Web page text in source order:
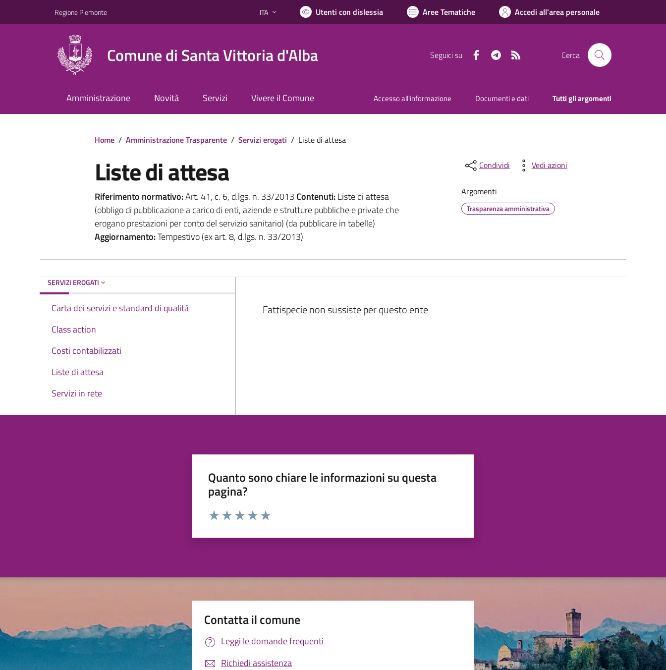
Regione Piemonte Lingua attiva:
ITA Utenti con dislessia Aree Tematiche Accedi all'area personale
Comune di Santa Vittoria d'Alba Seguici su FacebookTelegram Cerca
Amministrazione Novità Servizi Vivere il Comune Accesso all'informazione Documenti e dati Tutti gli argomenti
Home / Amministrazione Trasparente / Servizi erogati / Liste di attesa
Liste di attesa
Riferimento normativo:Art. 41, c. 6, d.lgs. n. 33/2013 Contenuti:Liste di attesa
(obbligo di pubblicazione a carico di enti, aziende e strutture pubbliche e private che
erogano prestazioni per conto del servizio sanitario) (da pubblicare in tabelle)
Aggiornamento:Tempestivo (ex art. 8, d.lgs. n. 33/2013)
Condividi Vedi azioni
Argomenti
Trasparenza amministrativa
SERVIZI EROGATI
Carta dei servizi e standard di qualità
Class action
Costi contabilizzati
Liste di attesa
Servizi in rete
Fattispecie non sussiste per questo ente
Quanto sono chiare le informazioni su questa
pagina?
Valuta da 1 a 5 stelle la pagina
Contatta il comune
Leggi le domande frequenti
Richiedi assistenza